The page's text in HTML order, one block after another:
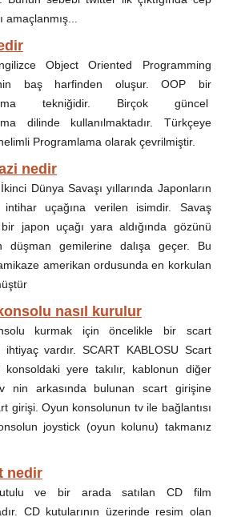
Object Oriented Programming
baş harfinden oluşur. OOP bir
tekniğidir. Birçok güncel
dilinde kullanılmaktadır. Türkçeye
Programlama olarak çevrilmiştir.
nedir
Dünya Savaşı yıllarında Japonların
intihar uçağına verilen isimdir. Savaş
bir japon uçağı yara aldığında gözünü
düşman gemilerine dalışa geçer. Bu
amerikan ordusunda en korkulan
nasıl kurulur
kurmak için öncelikle bir scart
ihtiyaç vardır. SCART KABLOSU Scart
konsoldaki yere takılır, kablonun diğer
nin arkasında bulunan scart girişine
girişi. Oyun konsolunun tv ile bağlantısı
joystick (oyun kolunu) takmanız
nedir
ve bir arada satılan CD film
CD kutularının üzerinde resim olan